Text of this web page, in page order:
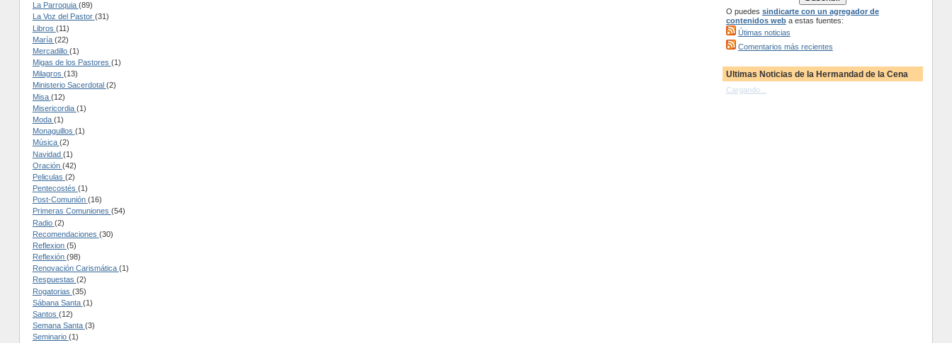
La Parroquia (89)
La Voz del Pastor (31)
Libros (11)
María (22)
Mercadillo (1)
Migas de los Pastores (1)
Milagros (13)
Ministerio Sacerdotal (2)
Misa (12)
Misericordia (1)
Moda (1)
Monaguillos (1)
Música (2)
Navidad (1)
Oración (42)
Peliculas (2)
Pentecostés (1)
Post-Comunión (16)
Primeras Comuniones (54)
Radio (2)
Recomendaciones (30)
Reflexion (5)
Reflexión (98)
Renovación Carismática (1)
Respuestas (2)
Rogatorias (35)
Sábana Santa (1)
Santos (12)
Semana Santa (3)
Seminario (1)
O puedes sindicarte con un agregador de
contenidos weba estas fuentes:
Útimas noticias
Comentarios más recientes
Ultimas Noticias de la Hermandad de la Cena
Cargando...